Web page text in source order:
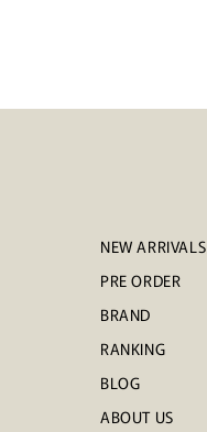
NEW ARRIVALS
PRE ORDER
BRAND
RANKING
BLOG
ABOUT US